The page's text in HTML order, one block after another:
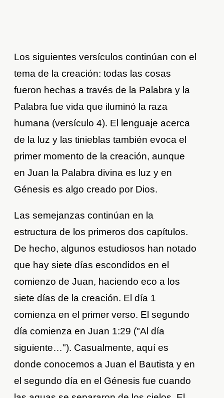
Los siguientes versículos continúan con el
tema de la creación: todas las cosas
fueron hechas a través de la Palabra y la
Palabra fue vida que iluminó la raza
humana (versículo 4). El lenguaje acerca
de la luz y las tinieblas también evoca el
primer momento de la creación, aunque
en Juan la Palabra divina es luz y en
Génesis es algo creado por Dios.
Las semejanzas continúan en la
estructura de los primeros dos capítulos.
De hecho, algunos estudiosos han notado
que hay siete días escondidos en el
comienzo de Juan, haciendo eco a los
siete días de la creación. El día 1
comienza en el primer verso. El segundo
día comienza en Juan 1:29 ("Al día
siguiente…"). Casualmente, aquí es
donde conocemos a Juan el Bautista y en
el segundo día en el Génesis fue cuando